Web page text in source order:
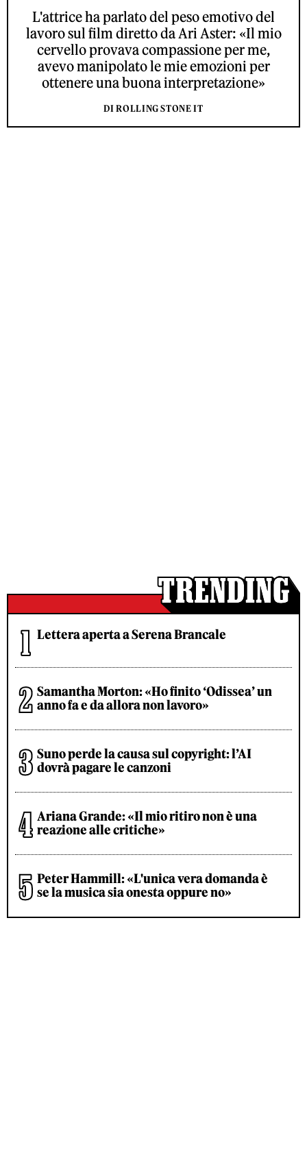
L'attrice ha parlato del peso emotivo del
lavoro sul film diretto da Ari Aster: «Il mio
cervello provava compassione per me,
avevo manipolato le mie emozioni per
ottenere una buona interpretazione»
DI ROLLING STONE IT
Lettera aperta a Serena Brancale
Samantha Morton: «Ho finito ‘Odissea’ un
anno fa e da allora non lavoro»
Suno perde la causa sul copyright: l’AI
dovrà pagare le canzoni
Ariana Grande: «Il mio ritiro non è una
reazione alle critiche»
Peter Hammill: «L'unica vera domanda è
se la musica sia onesta oppure no»